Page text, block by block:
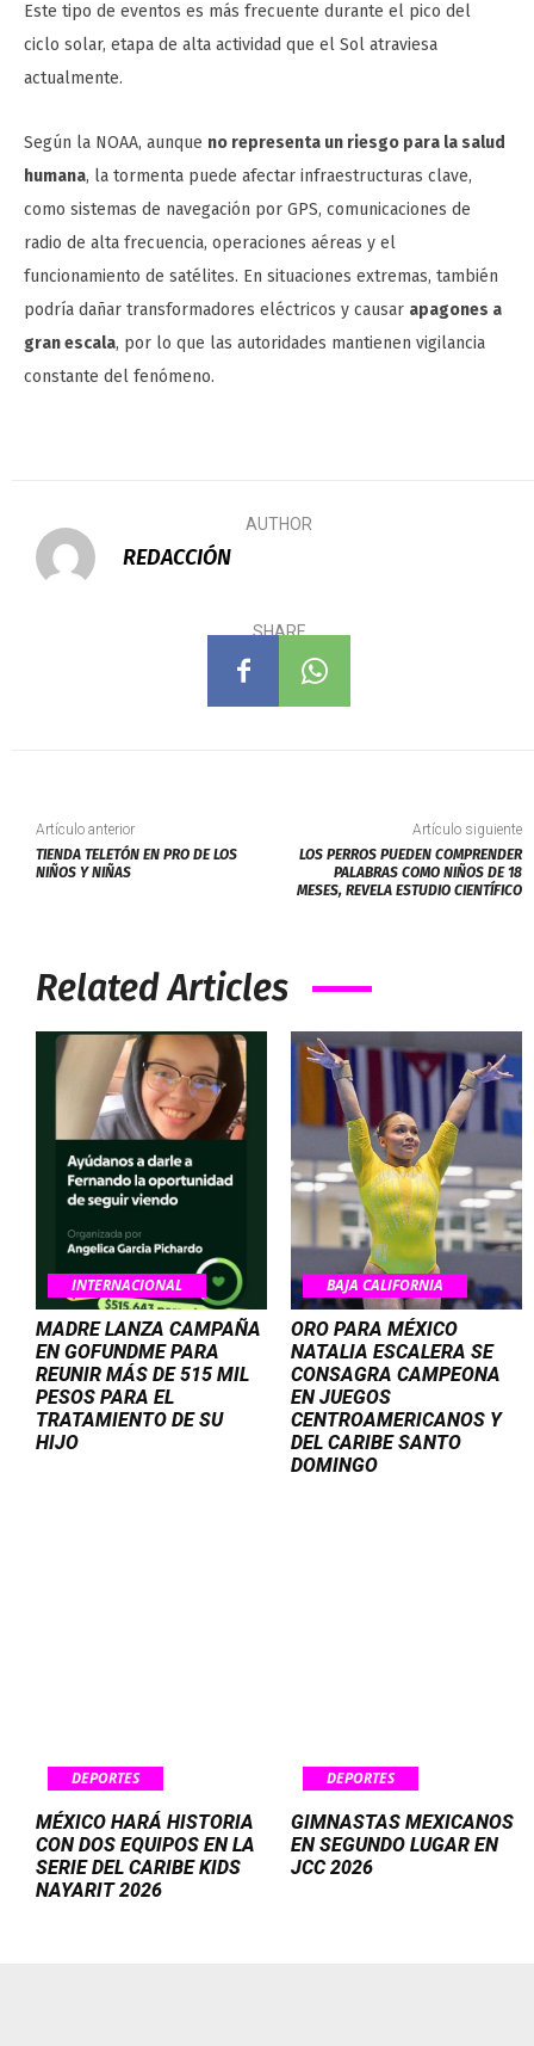
Este tipo de eventos es más frecuente durante el pico del
ciclo solar, etapa de alta actividad que el Sol atraviesa
actualmente.
Según la NOAA, aunque no representa un riesgo para la salud
humana, la tormenta puede afectar infraestructuras clave,
como sistemas de navegación por GPS, comunicaciones de
radio de alta frecuencia, operaciones aéreas y el
funcionamiento de satélites. En situaciones extremas, también
podría dañar transformadores eléctricos y causar apagones a
gran escala, por lo que las autoridades mantienen vigilancia
constante del fenómeno.
AUTHOR
REDACCIÓN
SHARE
Artículo anterior
TIENDA TELETÓN EN PRO DE LOS
NIÑOS Y NIÑAS
Artículo siguiente
LOS PERROS PUEDEN COMPRENDER
PALABRAS COMO NIÑOS DE 18
MESES, REVELA ESTUDIO CIENTÍFICO
Related Articles
INTERNACIONAL
MADRE LANZA CAMPAÑA
EN GOFUNDME PARA
REUNIR MÁS DE 515 MIL
PESOS PARA EL
TRATAMIENTO DE SU
HIJO
BAJA CALIFORNIA
ORO PARA MÉXICO
NATALIA ESCALERA SE
CONSAGRA CAMPEONA
EN JUEGOS
CENTROAMERICANOS Y
DEL CARIBE SANTO
DOMINGO
DEPORTES
MÉXICO HARÁ HISTORIA
CON DOS EQUIPOS EN LA
SERIE DEL CARIBE KIDS
NAYARIT 2026
DEPORTES
GIMNASTAS MEXICANOS
EN SEGUNDO LUGAR EN
JCC 2026